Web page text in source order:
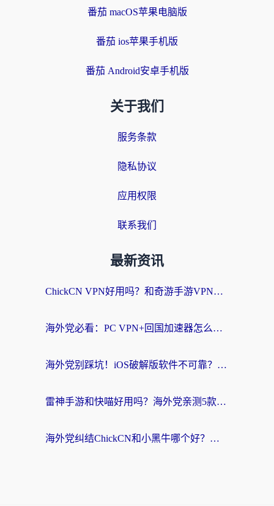
番茄 macOS苹果电脑版
番茄 ios苹果手机版
番茄 Android安卓手机版
关于我们
服务条款
隐私协议
应用权限
联系我们
最新资讯
ChickCN VPN好用吗？和奇游手游VPN对比哪个回国效果更好？海外党亲测实用指南
海外党必看：PC VPN+回国加速器怎么选？无缝访问国内资源全攻略
海外党别踩坑！iOS破解版软件不可靠？教你选对回国加速器无缝看国内资源
雷神手游和快喵好用吗？海外党亲测5款回国加速器，附斧牛Bling对比+微信视频号解决办法
海外党纠结ChickCN和小黑牛哪个好？一篇帮你选对回国加速器的实用指南